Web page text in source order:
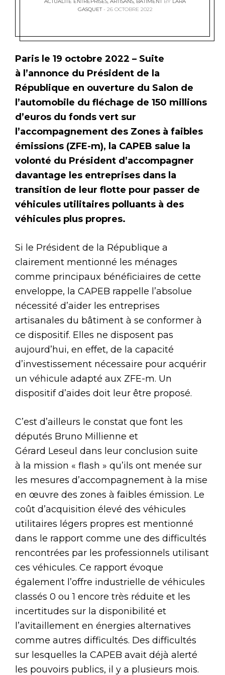
ACTUALITÉ ENTREPRISES, ARTISANS, BÂTIMENT BY LARA
GASQUET
26 OCTOBRE 2022
Paris le 19 octobre 2022 – Suite
à l’annonce du Président de la
République en ouverture du Salon de
l’automobile du fléchage de 150 millions
d’euros du fonds vert sur
l’accompagnement des Zones à faibles
émissions (ZFE-m), la CAPEB salue la
volonté du Président d’accompagner
davantage les entreprises dans la
transition de leur flotte pour passer de
véhicules utilitaires polluants à des
véhicules plus propres.
Si le Président de la République a
clairement mentionné les ménages
comme principaux bénéficiaires de cette
enveloppe, la CAPEB rappelle l’absolue
nécessité d’aider les entreprises
artisanales du bâtiment à se conformer à
ce dispositif. Elles ne disposent pas
aujourd’hui, en effet, de la capacité
d’investissement nécessaire pour acquérir
un véhicule adapté aux ZFE-m. Un
dispositif d’aides doit leur être proposé.
C’est d’ailleurs le constat que font les
députés Bruno Millienne et
Gérard Leseul dans leur conclusion suite
à la mission « flash » qu’ils ont menée sur
les mesures d’accompagnement à la mise
en œuvre des zones à faibles émission. Le
coût d’acquisition élevé des véhicules
utilitaires légers propres est mentionné
dans le rapport comme une des difficultés
rencontrées par les professionnels utilisant
ces véhicules. Ce rapport évoque
également l’offre industrielle de véhicules
classés 0 ou 1 encore très réduite et les
incertitudes sur la disponibilité et
l’avitaillement en énergies alternatives
comme autres difficultés. Des difficultés
sur lesquelles la CAPEB avait déjà alerté
les pouvoirs publics, il y a plusieurs mois.